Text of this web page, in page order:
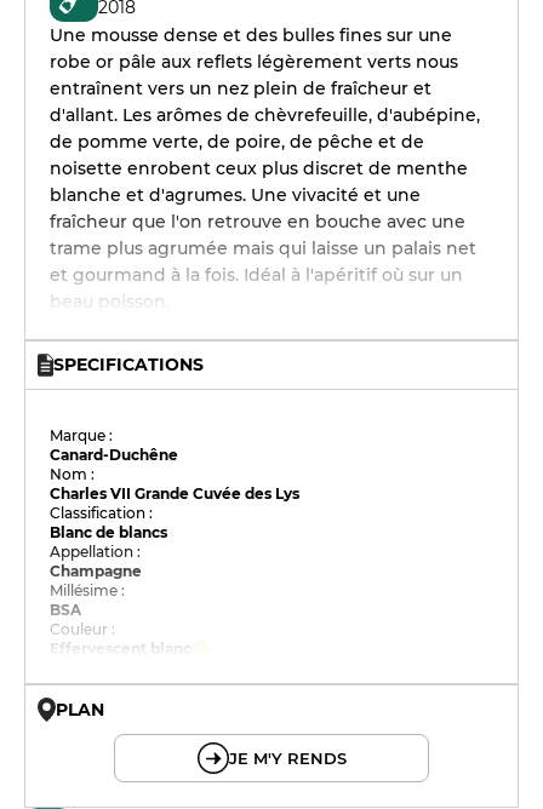
2018
Une mousse dense et des bulles fines sur une
robe or pâle aux reflets légèrement verts nous
entraînent vers un nez plein de fraîcheur et
d'allant. Les arômes de chèvrefeuille, d'aubépine,
de pomme verte, de poire, de pêche et de
noisette enrobent ceux plus discret de menthe
blanche et d'agrumes. Une vivacité et une
fraîcheur que l'on retrouve en bouche avec une
trame plus agrumée mais qui laisse un palais net
et gourmand à la fois. Idéal à l'apéritif où sur un
beau poisson.
SPECIFICATIONS
Marque :
Canard-Duchêne
Nom :
Charles VII Grande Cuvée des Lys
Classification :
Blanc de blancs
Appellation :
Champagne
Millésime :
BSA
Couleur :
Effervescent blanc
PLAN
JE M'Y RENDS